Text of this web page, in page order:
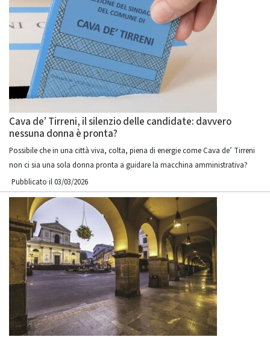
Cava de’ Tirreni, il silenzio delle candidate: davvero
nessuna donna è pronta?
Possibile che in una città viva, colta, piena di energie come Cava de’ Tirreni
non ci sia una sola donna pronta a guidare la macchina amministrativa?
Pubblicato il 03/03/2026